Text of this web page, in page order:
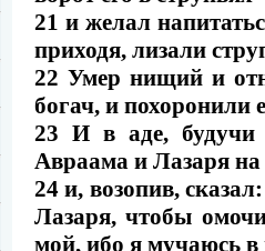
21 и желал
приходя, лизали
22 Умер нищий и
богач, и похоронили
23 И в аде, будучи
Авраама и Лазаря на
24 и, возопив,
Лазаря, чтобы
мой, ибо я мучаюсь в